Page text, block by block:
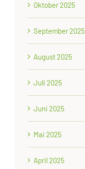
Oktober 2025
September 2025
August 2025
Juli 2025
Juni 2025
Mai 2025
April 2025